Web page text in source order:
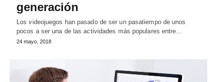
generación
Los videojuegos han pasado de ser un pasatiempo de unos
pocos a ser una de las actividades más populares entre…
24 mayo, 2018